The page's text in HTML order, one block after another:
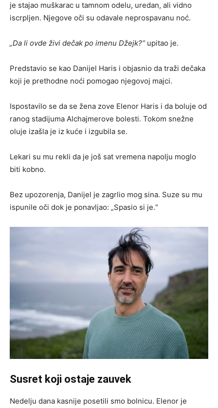
je stajao muškarac u tamnom odelu, uredan, ali vidno
iscrpljen. Njegove oči su odavale neprospavanu noć.
„Da li ovde živi dečak po imenu Džejk?“upitao je.
Predstavio se kao Danijel Haris i objasnio da traži dečaka
koji je prethodne noći pomogao njegovoj majci.
Ispostavilo se da se žena zove Elenor Haris i da boluje od
ranog stadijuma Alchajmerove bolesti. Tokom snežne
oluje izašla je iz kuće i izgubila se.
Lekari su mu rekli da je još sat vremena napolju moglo
biti kobno.
Bez upozorenja, Danijel je zagrlio mog sina. Suze su mu
ispunile oči dok je ponavljao: „Spasio si je.“
Susret koji ostaje zauvek
Nedelju dana kasnije posetili smo bolnicu. Elenor je